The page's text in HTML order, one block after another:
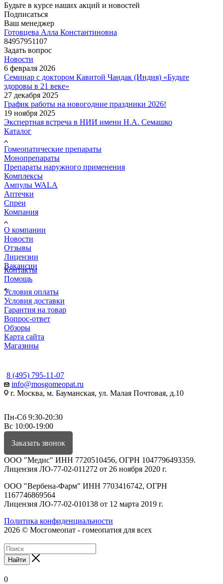
Будьте в курсе наших акций и новостей
Подписаться
Ваш менеджер
Готовцева Алла Константиновна
84957951107
Задать вопрос
Новости
6 февраля 2026
Семинар с доктором Кавитой Чандак (Индия) «Будьте
здоровы в 21 веке»
27 декабря 2025
График работы на новогодние праздники 2026!
19 ноября 2025
Экспертная встреча в НИИ имени Н.А. Семашко
Каталог
Гомеопатические препараты
Монопрепараты
Препараты наружного применения
Комплексы
Ампулы WALA
Аптечки
Спреи
Компания
О компании
Новости
Отзывы
Лицензии
Вакансии
Контакты
Помощь
Условия оплаты
Условия доставки
Гарантия на товар
Вопрос-ответ
Обзоры
Карта сайта
Магазины
8 (495) 795-11-07
info@mosgomeopat.ru
г. Москва, м. Бауманская, ул. Малая Почтовая, д.10
Пн-Сб 9:30-20:30
Вс 10:00-19:00
Заказать звонок
ООО "Медис" ИНН 7720510456, ОГРН 1047796493359.
Лицензия ЛО-77-02-011272 от 26 ноября 2020 г.
ООО "Вербена-Фарм" ИНН 7703416742, ОГРН
1167746869564
Лицензия ЛО-77-02-010138 от 12 марта 2019 г.
Политика конфиденциальности
2026 © Мосгомеопат - гомеопатия для всех
Найти
0